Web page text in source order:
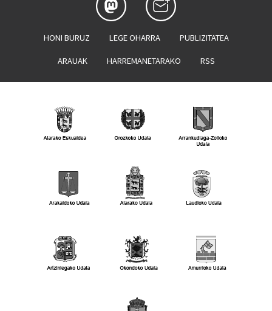
HONI BURUZ LEGE OHARRA PUBLIZITATEA
ARAUAK HARREMANETARAKO RSS